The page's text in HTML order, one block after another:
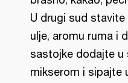
U drugi sud
ulje, aromu ruma i
sastojke dodajte u
mikserom i sipajte